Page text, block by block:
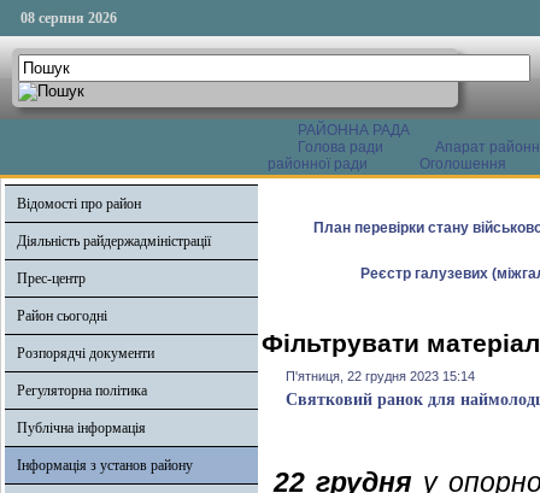
08 серпня 2026
РАЙОННА РАДА
Голова ради
Апарат
районної ради
Оголошення
Відомості про район
Діяльність райдержадміністрації
Прес-центр
Район сьогодні
Розпорядчі документи
Регуляторна політика
Публічна інформація
Інформація з установ району
План перевірки стану
Реєстр галузевих
Фільтрувати
П'ятниця, 22 грудня 2023 15:14
Святковий ранок для
22 грудня у